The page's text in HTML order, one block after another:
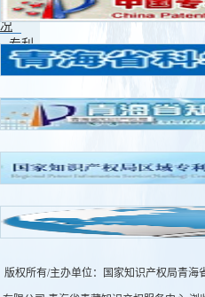
申请情
况
专利
维权
版权所有/主办单位：国家知识产权局青